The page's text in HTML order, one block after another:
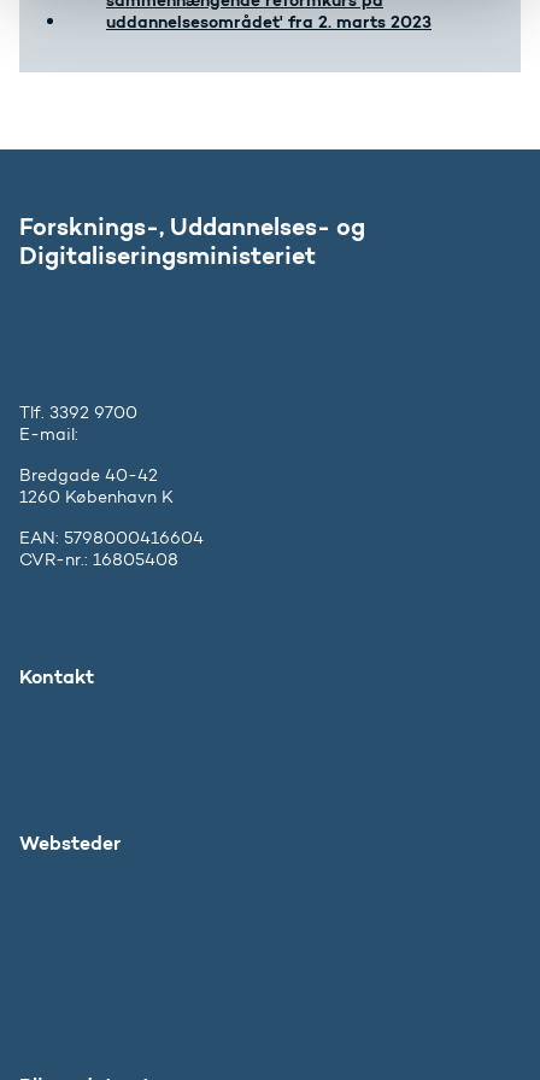
uddannelsesområdet' fra 2. marts 2023
Forsknings-, Uddannelses- og
Digitaliseringsministeriet
Tlf. 3392 9700
E-mail:
Bredgade 40-42
1260 København K
EAN: 5798000416604
CVR-nr.: 16805408
Kontakt
Websteder